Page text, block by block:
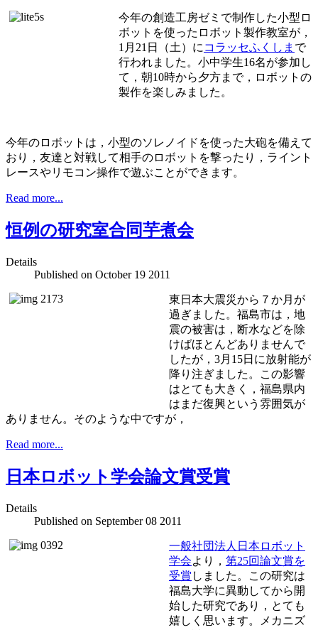
今年の創造工房ゼミで制作した小型ロ
ボットを使ったロボット製作教室が，
1月21日（土）に コラッセふくしま で
行われました。小中学生16名が参加し
て，朝10時から夕方まで，ロボットの
製作を楽しみました。
今年のロボットは，小型のソレノイドを使った大砲を備えて
おり，友達と対戦して相手のロボットを撃ったり，ライント
レースやリモコン操作で遊ぶことができます。
Read more...
恒例の研究室合同芋煮会
Details
Published on October 19 2011
東日本大震災から７か月が
過ぎました。福島市は，地
震の被害は，断水などを除
けばほとんどありませんで
したが，3月15日に放射能が
降り注ぎました。この影響
はとても大きく，福島県内
はまだ復興という雰囲気が
ありません。そのような中ですが，
Read more...
日本ロボット学会論文賞受賞
Details
Published on September 08 2011
一般社団法人日本ロボット
学会より， 第25回論文賞を
受賞 しました。この研究は
福島大学に異動してから開
始した研究であり，とても
嬉しく思います。メカニズ